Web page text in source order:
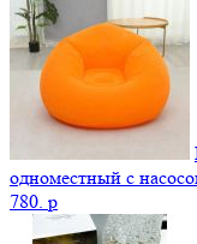
одноместный с
780. p